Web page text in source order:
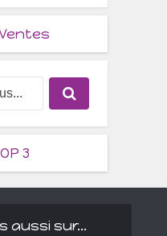
3
aussi sur…